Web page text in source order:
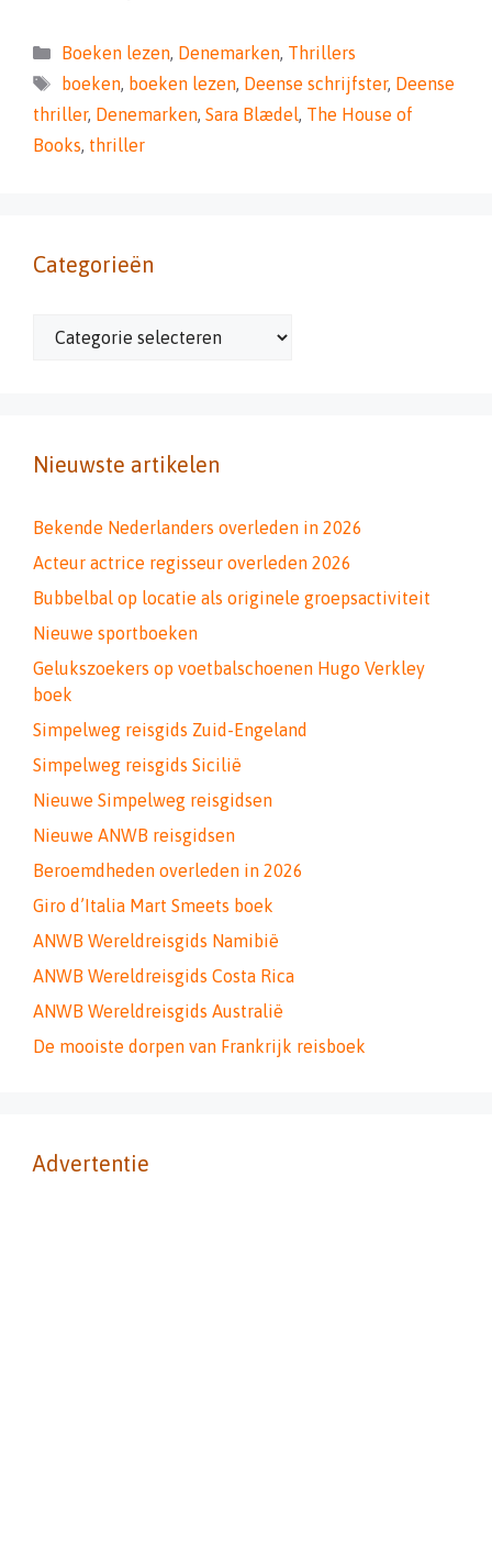
Categorieën
Boeken lezen, Denemarken, Thrillers
Tags
boeken, boeken lezen, Deense schrijfster, Deense
thriller, Denemarken, Sara Blædel, The House of
Books, thriller
Categorieën
Categorieën
Nieuwste artikelen
Bekende Nederlanders overleden in 2026
Acteur actrice regisseur overleden 2026
Bubbelbal op locatie als originele groepsactiviteit
Nieuwe sportboeken
Gelukszoekers op voetbalschoenen Hugo Verkley
boek
Simpelweg reisgids Zuid-Engeland
Simpelweg reisgids Sicilië
Nieuwe Simpelweg reisgidsen
Nieuwe ANWB reisgidsen
Beroemdheden overleden in 2026
Giro d’Italia Mart Smeets boek
ANWB Wereldreisgids Namibië
ANWB Wereldreisgids Costa Rica
ANWB Wereldreisgids Australië
De mooiste dorpen van Frankrijk reisboek
Advertentie